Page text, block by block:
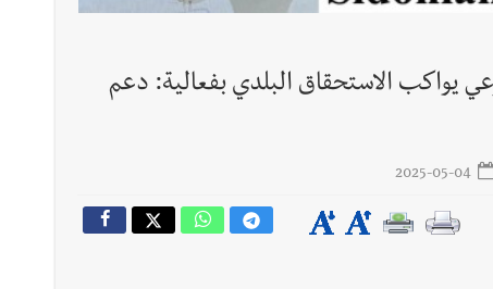
البطولة
يواكب الاستحقاق البلدي بفعالية: دعم